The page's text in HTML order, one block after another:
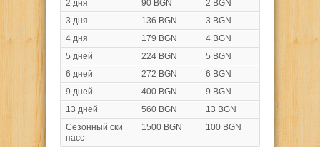
2 дня 90 BGN
2 BGN
3 дня
136 BGN
3 BGN
4 дня
179 BGN
4 BGN
5 дней
224 BGN
5 BGN
6 дней
272 BGN
6 BGN
9 дней
400 BGN
9 BGN
13 дней
560 BGN
13 BGN
Сезонный ски
пасс
1500 BGN 100 BGN